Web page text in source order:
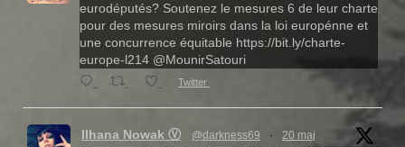
eurodéputés? Soutenez le mesures 6 de leur charte
pour des mesures miroirs dans la loi europénne et
une concurrence équitable https://bit.ly/charte-
europe-l214 @MounirSatouri
Twitter
Ilhana Nowak Ⓥ @darkness69 · 20 maj